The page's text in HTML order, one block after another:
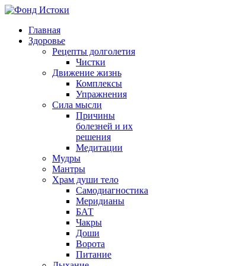
Главная
Здоровье
Рецепты долголетия
Чистки
Движение жизнь
Комплексы
Упражнения
Сила мысли
Причины
болезней и их
решения
Медитации
Мудры
Мантры
Храм души тело
Самодиагностика
Меридианы
БАТ
Чакры
Доши
Ворота
Питание